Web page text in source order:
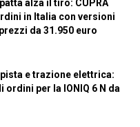
alza il tiro: CUPRA
in Italia con versioni
da 31.950 euro
e trazione elettrica:
ordini per la IONIQ 6 N da